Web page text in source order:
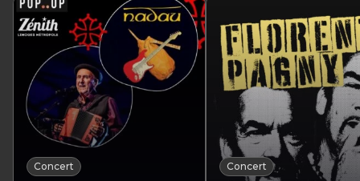
Concert Concert